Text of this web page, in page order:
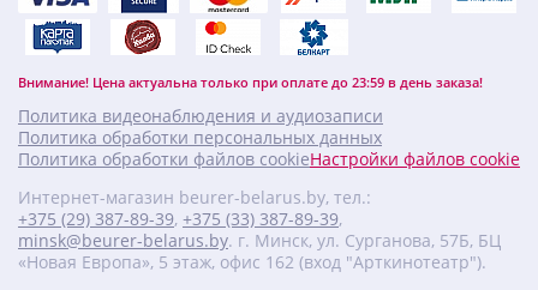
Внимание! Цена актуальна только при оплате до 23:59 в день заказа!
Политика видеонаблюдения и аудиозаписи
Политика обработки персональных данных
Политика обработки файлов cookieНастройки файлов cookie
Интернет-магазин beurer-belarus.by, тел.:
+375 (29) 387-89-39, +375 (33) 387-89-39,
minsk@beurer-belarus.by. г. Минск, ул. Сурганова, 57Б, БЦ
«Новая Европа», 5 этаж, офис 162 (вход "Арткинотеатр").